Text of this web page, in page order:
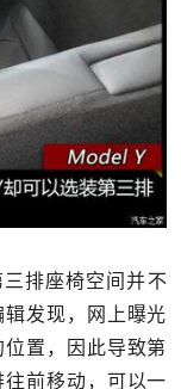
排座椅空间并不
发现，网上曝光
置，因此导致第
前移动，可以一